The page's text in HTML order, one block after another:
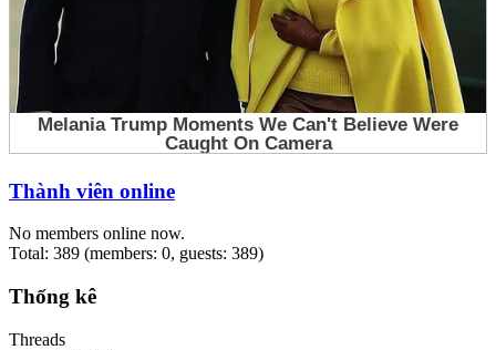
Thành viên online
No members online now.
Total: 389 (members: 0, guests: 389)
Thống kê
Threads